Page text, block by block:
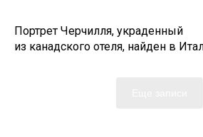
Портрет Черчилля, украденный
из канадского отеля, найден в